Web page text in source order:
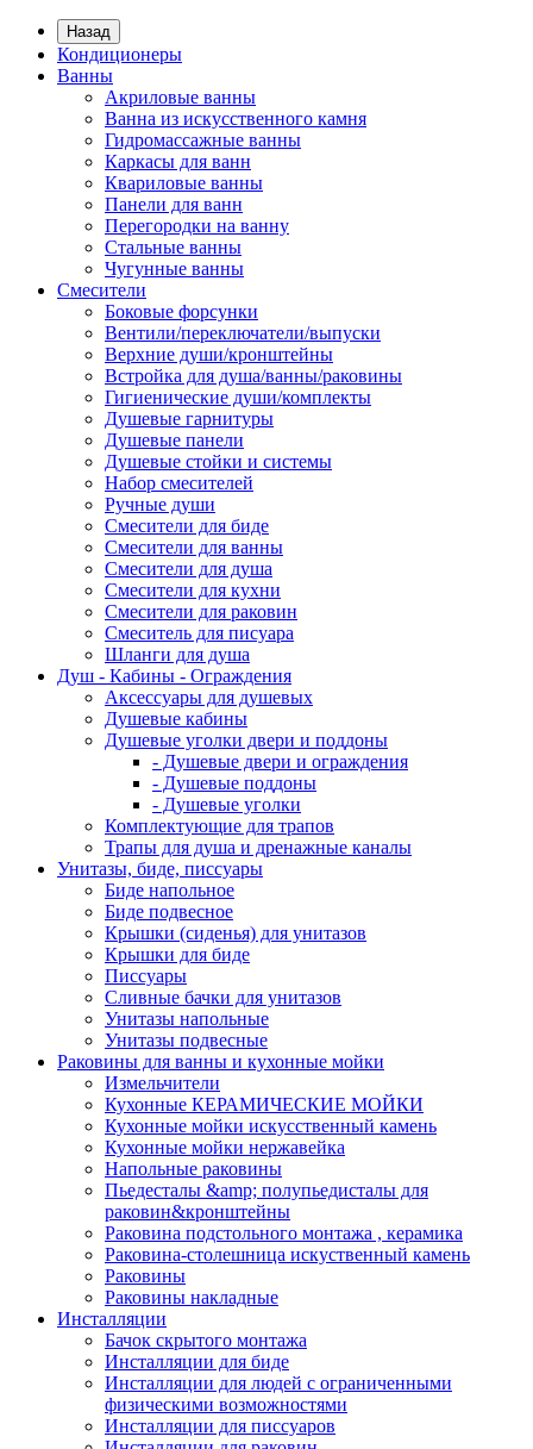
Назад
Кондиционеры
Ванны
Акриловые ванны
Ванна из искусственного камня
Гидромассажные ванны
Каркасы для ванн
Квариловые ванны
Панели для ванн
Перегородки на ванну
Стальные ванны
Чугунные ванны
Смесители
Боковые форсунки
Вентили/переключатели/выпуски
Верхние души/кронштейны
Встройка для душа/ванны/раковины
Гигиенические души/комплекты
Душевые гарнитуры
Душевые панели
Душевые стойки и системы
Набор смесителей
Ручные души
Смесители для биде
Смесители для ванны
Смесители для душа
Смесители для кухни
Смесители для раковин
Смеситель для писуара
Шланги для душа
Душ - Кабины - Ограждения
Аксессуары для душевых
Душевые кабины
Душевые уголки двери и поддоны
- Душевые двери и ограждения
- Душевые поддоны
- Душевые уголки
Комплектующие для трапов
Трапы для душа и дренажные каналы
Унитазы, биде, писсуары
Биде напольное
Биде подвесное
Крышки (сиденья) для унитазов
Крышки для биде
Писсуары
Сливные бачки для унитазов
Унитазы напольные
Унитазы подвесные
Раковины для ванны и кухонные мойки
Измельчители
Кухонные КЕРАМИЧЕСКИЕ МОЙКИ
Кухонные мойки искусственный камень
Кухонные мойки нержавейка
Напольные раковины
Пьедесталы &amp; полупьедисталы для
раковин&кронштейны
Раковина подстольного монтажа , керамика
Раковина-столешница искуственный камень
Раковины
Раковины накладные
Инсталляции
Бачок скрытого монтажа
Инсталляции для биде
Инсталляции для людей с ограниченными
физическими возможностями
Инсталляции для писсуаров